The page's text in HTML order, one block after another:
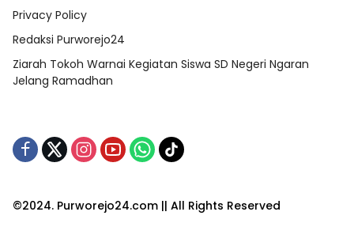
Privacy Policy
Redaksi Purworejo24
Ziarah Tokoh Warnai Kegiatan Siswa SD Negeri Ngaran
Jelang Ramadhan
©2024. Purworejo24.com || All Rights Reserved